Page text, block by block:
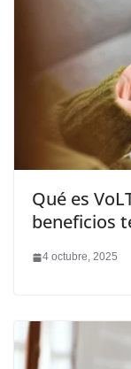
Qué es
beneficios
4 octubre, 2025